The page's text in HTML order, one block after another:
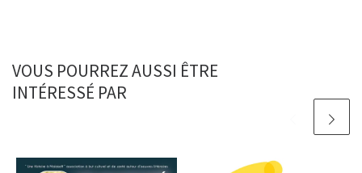
VOUS POURREZ AUSSI ÊTRE
INTÉRESSÉ PAR